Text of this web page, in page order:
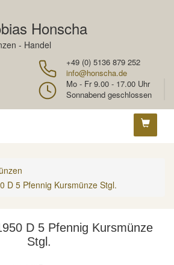
Honscha
- Handel
+49 (0) 5136 879 252
info@honscha.de
Mo - Fr 9.00 - 17.00 Uhr
Sonnabend geschlossen
D 5 Pfennig Kursmünze Stgl.
D 5 Pfennig Kursmünze
Stgl.